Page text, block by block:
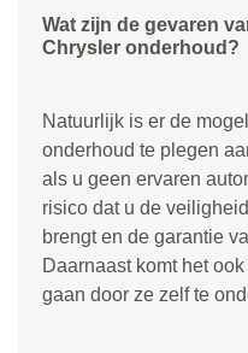
Wat zijn de gevaren
Chrysler onderhoud?
Natuurlijk is er de
onderhoud te plegen
als u geen ervaren
risico dat u de
brengt en de garantie
Daarnaast komt het
gaan door ze zelf te